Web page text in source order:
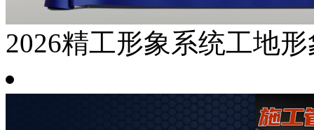
2026精工形象系统工地